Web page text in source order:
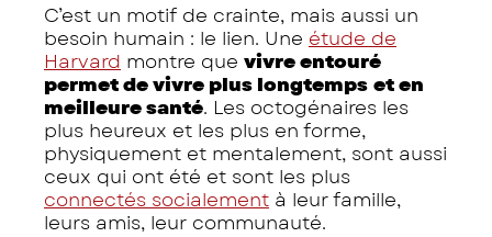
C’est un motif de crainte, mais aussi un
besoin humain : le lien. Une étude de
Harvard montre que vivre entouré
permet de vivre plus longtemps et en
meilleure santé. Les octogénaires les
plus heureux et les plus en forme,
physiquement et mentalement, sont aussi
ceux qui ont été et sont les plus
connectés socialement à leur famille,
leurs amis, leur communauté.